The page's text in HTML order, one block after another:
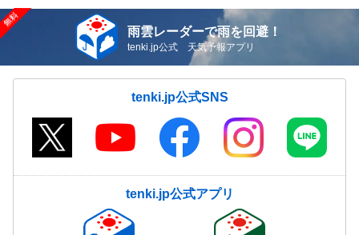
雨雲レーダーで雨を回避！
tenki.jp公式 天気予報アプリ
tenki.jp公式SNS
tenki.jp公式アプリ